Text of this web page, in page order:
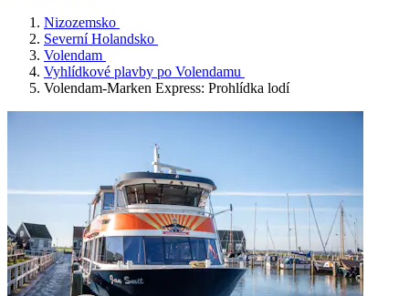
Nizozemsko
Severní Holandsko
Volendam
Vyhlídkové plavby po Volendamu
Volendam-Marken Express: Prohlídka lodí